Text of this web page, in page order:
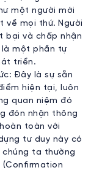
một người mới
về mọi thứ. Người
bại và chấp nhận
là một phần tự
triển.
Đây là sự sẵn
hiện tại, luôn
quan niệm đó
đón nhận thông
toàn với
tư duy này có
ta thường
(Confirmation